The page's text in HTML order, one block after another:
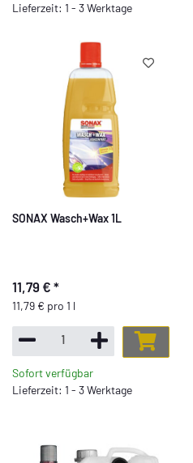
Lieferzeit: 1 - 3 Werktage
SONAX Wasch+Wax 1L
11,79 € *
11,79 € pro 1 l
Sofort verfügbar
Lieferzeit: 1 - 3 Werktage